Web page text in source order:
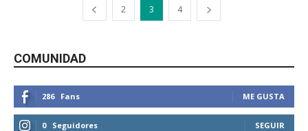
2 3 4
COMUNIDAD
286 Fans ME GUSTA
0 Seguidores SEGUIR